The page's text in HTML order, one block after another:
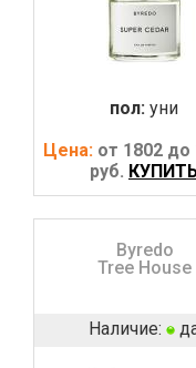
пол: уни
Цена: от 1802 до
руб.
Byredo
Tree House
Наличие: